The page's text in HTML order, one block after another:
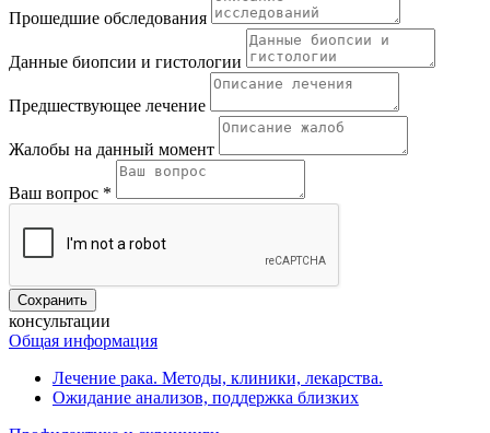
Прошедшие обследования
Данные биопсии и гистологии
Предшествующее лечение
Жалобы на данный момент
Ваш вопрос *
консультации
Общая информация
Лечение рака. Методы, клиники, лекарства.
Ожидание анализов, поддержка близких